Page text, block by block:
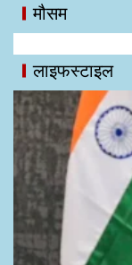
मौसम
लाइफस्टाइल